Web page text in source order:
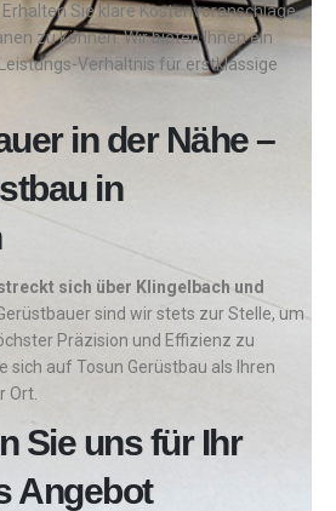
Erhalten Sie klare Kostenvoranschläge,
zu können. Wir bieten Ihnen ein
Verhältnis für erstklassige
in der Nähe –
in
sich über Klingelbach und
sind wir stets zur Stelle, um
Präzision und Effizienz zu
sich auf Tosun Gerüstbau als Ihren
Ort.
Sie uns für Ihr
Angebot